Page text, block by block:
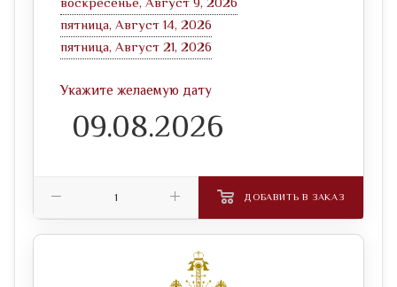
пятница, Август 14, 2026
пятница, Август 21, 2026
Укажите желаемую дату
ДОБАВИТЬ В ЗАКАЗ